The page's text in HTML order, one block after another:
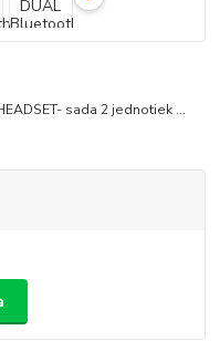
sada 2 jednotiek ...